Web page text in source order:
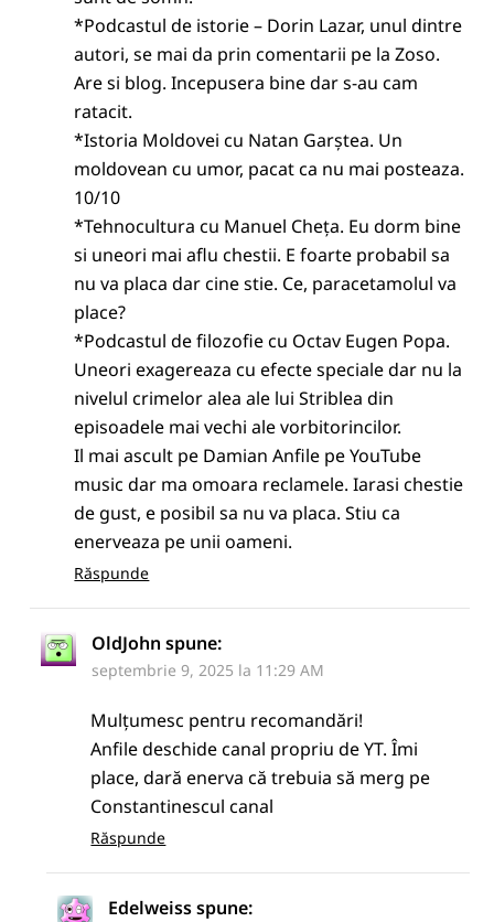
*Podcastul de istorie – Dorin Lazar, unul dintre
autori, se mai da prin comentarii pe la Zoso.
Are si blog. Incepusera bine dar s-au cam
ratacit.
*Istoria Moldovei cu Natan Garștea. Un
moldovean cu umor, pacat ca nu mai posteaza.
10/10
*Tehnocultura cu Manuel Cheța. Eu dorm bine
si uneori mai aflu chestii. E foarte probabil sa
nu va placa dar cine stie. Ce, paracetamolul va
place?
*Podcastul de filozofie cu Octav Eugen Popa.
Uneori exagereaza cu efecte speciale dar nu la
nivelul crimelor alea ale lui Striblea din
episoadele mai vechi ale vorbitorincilor.
Il mai ascult pe Damian Anfile pe YouTube
music dar ma omoara reclamele. Iarasi chestie
de gust, e posibil sa nu va placa. Stiu ca
enerveaza pe unii oameni.
Răspunde
OldJohn spune:
septembrie 9, 2025 la 11:29 AM
Mulțumesc pentru recomandări!
Anfile deschide canal propriu de YT. Îmi
place, dară enerva că trebuia să merg pe
Constantinescul canal
Răspunde
Edelweiss spune: